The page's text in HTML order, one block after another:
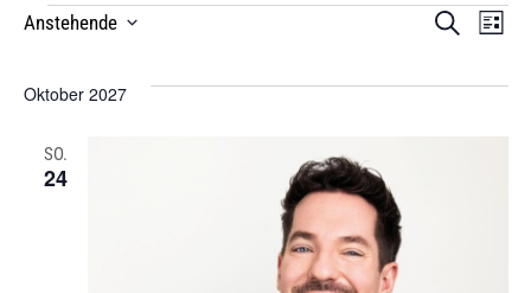
SUCHE
LISTE
Anstehende
Oktober 2027
SO.
24